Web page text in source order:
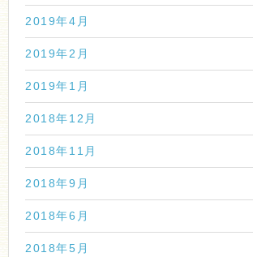
2019年4月
2019年2月
2019年1月
2018年12月
2018年11月
2018年9月
2018年6月
2018年5月